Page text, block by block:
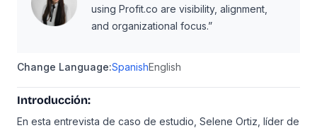
using Profit.co are visibility, alignment,
and organizational focus.”
Change Language:SpanishEnglish
Introducción:
En esta entrevista de caso de estudio, Selene Ortiz, líder de